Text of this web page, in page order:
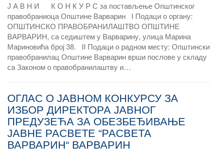
Ј А В Н И К О Н К У Р С за постављење Општинског
правобраниоца Општине Варварин I Подаци о органу:
ОПШТИНСКО ПРАВОБРАНИЛАШТВО ОПШТИНЕ
ВАРВАРИН, са седиштем у Варварину, улица Марина
Мариновића број 38. II Подаци о радном месту: Општински
правобранилац Општине Варварин врши послове у складу
са Законом о правобранилаштву и…
ОГЛАС О ЈАВНОМ КОНКУРСУ ЗА
ИЗБОР ДИРЕКТОРА ЈАВНОГ
ПРЕДУЗЕЋА ЗА ОБЕЗБЕЂИВАЊЕ
ЈАВНЕ РАСВЕТЕ “РАСВЕТА
ВАРВАРИН“ ВАРВАРИН